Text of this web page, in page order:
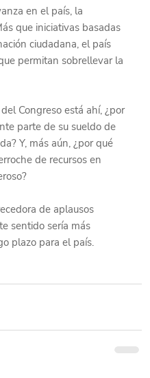
en el país, la
que iniciativas basadas
ciudadana, el país
permitan sobrellevar la
Congreso está ahí, ¿por
parte de su sueldo de
Y, más aún, ¿por qué
de recursos en
de aplausos
sentido sería más
plazo para el país.